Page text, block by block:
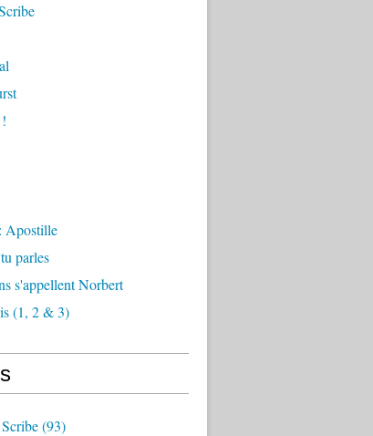
Apostille
parles
s'appellent Norbert
(1, 2 & 3)
(93)